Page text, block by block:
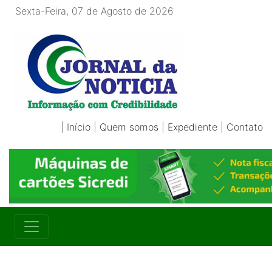
Sexta-Feira, 07 de Agosto de 2026
Início Quem somos Expediente Contato